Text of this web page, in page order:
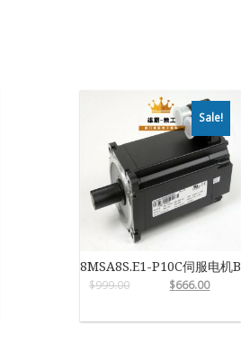
Sale!
8MSA8S.E1-P10C伺服电机
$999.00 $666.00